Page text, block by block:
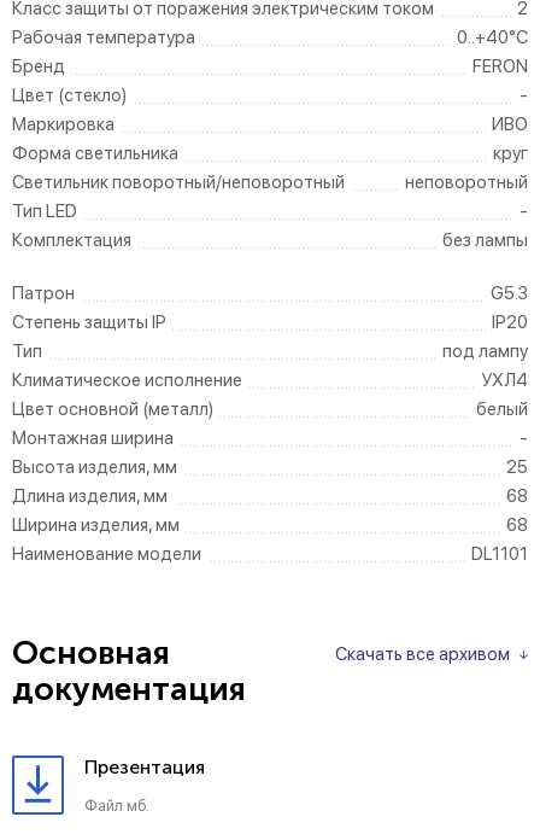
Класс защиты от поражения электрическим током
2
Рабочая температура
0..+40°C
Бренд
FERON
Цвет (стекло)
-
Маркировка
ИВО
Форма светильника
круг
Светильник поворотный/неповоротный
неповоротный
Тип LED
-
Комплектация
без лампы
Патрон
G5.3
Степень защиты IP
IP20
Тип
под лампу
Климатическое исполнение
УХЛ4
Цвет основной (металл)
белый
Монтажная ширина
-
Высота изделия, мм
25
Длина изделия, мм
68
Ширина изделия, мм
68
Наименование модели
DL1101
Скачать все архивом
Основная
документация
Презентация
Файл мб.